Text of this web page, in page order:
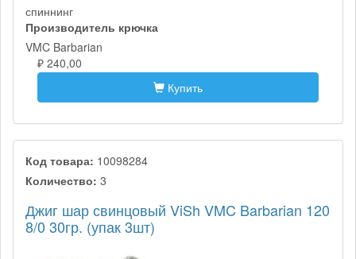
спиннинг
Производитель крючка
VMC Barbarian
₽ 240,00
Купить
Код товара: 10098284
Количество: 3
Джиг шар свинцовый ViSh VMC Barbarian 120
8/0 30гр. (упак 3шт)